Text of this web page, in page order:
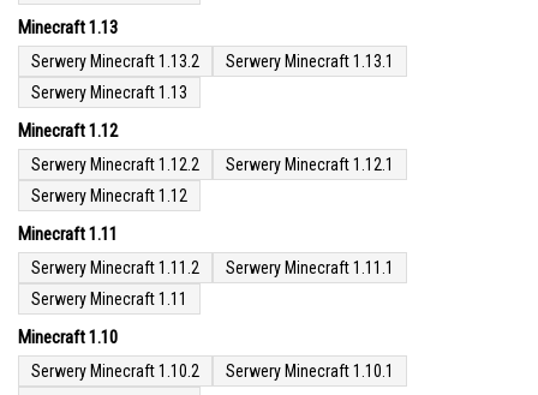
Minecraft 1.13
Serwery Minecraft 1.13.2
Serwery Minecraft 1.13.1
Serwery Minecraft 1.13
Minecraft 1.12
Serwery Minecraft 1.12.2
Serwery Minecraft 1.12.1
Serwery Minecraft 1.12
Minecraft 1.11
Serwery Minecraft 1.11.2
Serwery Minecraft 1.11.1
Serwery Minecraft 1.11
Minecraft 1.10
Serwery Minecraft 1.10.2
Serwery Minecraft 1.10.1